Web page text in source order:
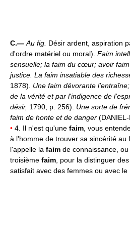
C.—Au fig. Désir ardent, aspiration
d'ordre matériel ou moral). Faim
sensuelle; la faim du cœur; avoir
justice. La faim insatiable des
1878). Une faim dévorante
de la vérité et par l'indigence de
désir, 1790, p. 256). Une sorte de
faim de honte et de danger
• 4. Il n'est qu'une faim, vous
à l'homme de trouver sa sincérité au
l'appelle la faim de connaissance,
troisième faim, pour la distinguer
satisfait avec des femmes ou avec le